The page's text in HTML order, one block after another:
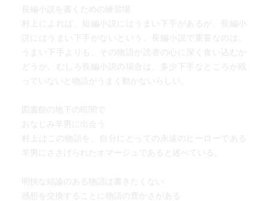
長編小説を書くための練習場
村上によれば、短編小説にはうまい下手があるが、長編小
説にはうまい下手がないという。長編小説で重要なのは、
うまい下手よりも、その物語が読者の心に深く食い込むか
どうか。むしろ長編小説の場合は、多少下手なところが残
っていないと物語がうまく動かないらしい。
図書館の地下の暗闇で
おなじみ羊男に出会う
村上はこの物語を、自分にとっての永遠のヒーローである
羊男にささげられたオマージュであると述べている。
明快な結論のある物語は書きたくない
感想を交換することに物語の豊かさがある